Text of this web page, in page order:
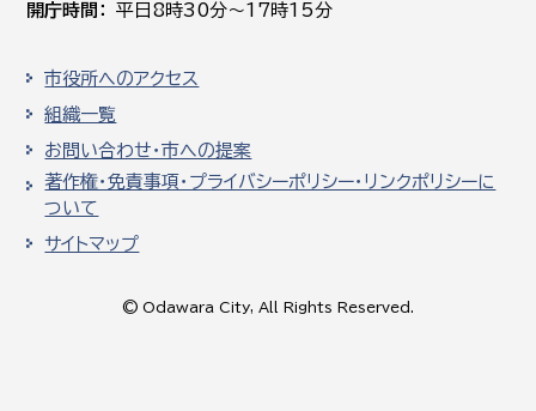
開庁時間
平日8時30分～17時15分
市役所へのアクセス
組織一覧
お問い合わせ・市への提案
著作権・免責事項・プライバシーポリシー・リンクポリシーに
ついて
サイトマップ
© Odawara City, All Rights Reserved.